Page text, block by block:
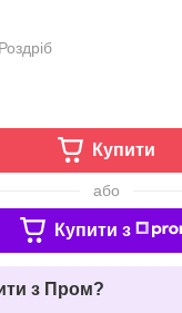
Роздріб
Купити
або
Купити з
з Пром?